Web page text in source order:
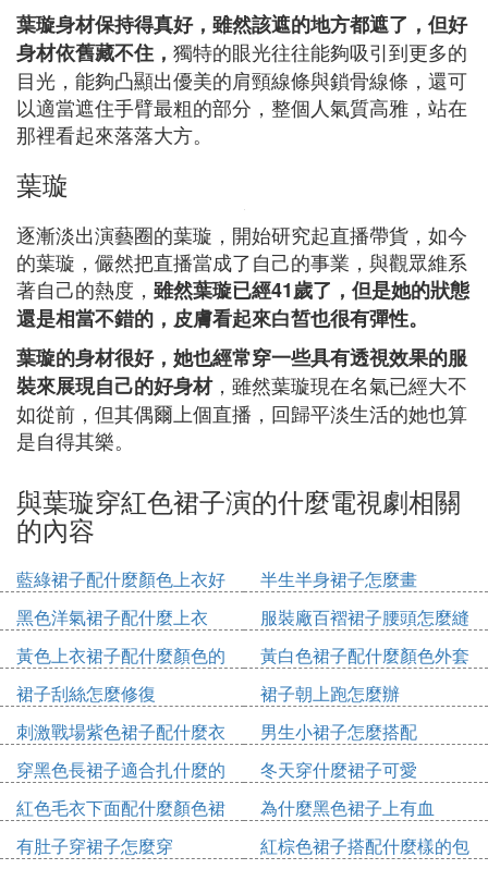
葉璇身材保持得真好，雖然該遮的地方都遮了，但好
身材依舊藏不住， 獨特的眼光往往能夠吸引到更多的
目光，能夠凸顯出優美的肩頸線條與鎖骨線條，還可
以適當遮住手臂最粗的部分，整個人氣質高雅，站在
那裡看起來落落大方。
葉璇
逐漸淡出演藝圈的葉璇，開始研究起直播帶貨，如今
的葉璇，儼然把直播當成了自己的事業，與觀眾維系
著自己的熱度， 雖然葉璇已經41歲了，但是她的狀態
還是相當不錯的，皮膚看起來白皙也很有彈性。
葉璇的身材很好，她也經常穿一些具有透視效果的服
裝來展現自己的好身材，雖然葉璇現在名氣已經大不
如從前，但其偶爾上個直播，回歸平淡生活的她也算
是自得其樂。
與葉璇穿紅色裙子演的什麼電視劇相關
的內容
藍綠裙子配什麼顏色上衣好
看
半生半身裙子怎麼畫
黑色洋氣裙子配什麼上衣
服裝廠百褶裙子腰頭怎麼縫
黃色上衣裙子配什麼顏色的
鞋
黃白色裙子配什麼顏色外套
裙子刮絲怎麼修復
裙子朝上跑怎麼辦
刺激戰場紫色裙子配什麼衣
服
男生小裙子怎麼搭配
穿黑色長裙子適合扎什麼的
發型
冬天穿什麼裙子可愛
紅色毛衣下面配什麼顏色裙
子
為什麼黑色裙子上有血
有肚子穿裙子怎麼穿
紅棕色裙子搭配什麼樣的包